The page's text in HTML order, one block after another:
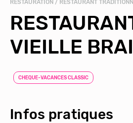
RESTAURATION / RESTAURANT
VIEILLE
CHEQUE-VACANCES CLASSIC
Infos pratiques